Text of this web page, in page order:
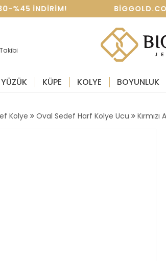
%45 INDIRIM!
YÜZÜK KÜPE KOLYE BOYUNLUK
Kolye Oval Sedef Harf Kolye Ucu